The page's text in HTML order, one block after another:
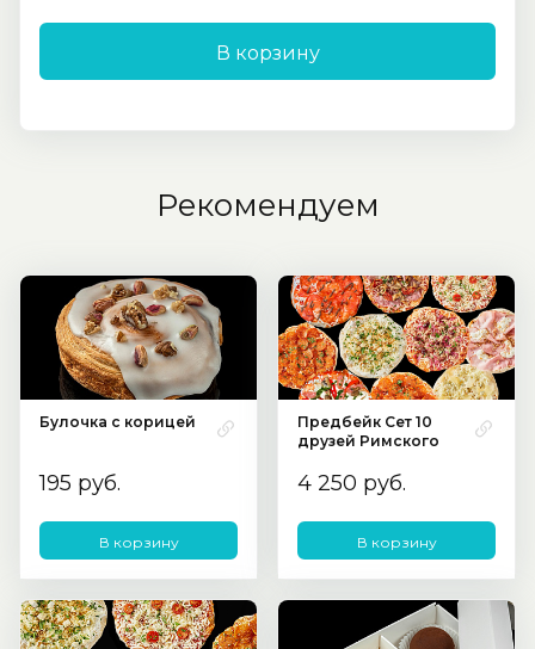
В корзину
Рекомендуем
Булочка с корицей
195 руб.
В корзину
Предбейк Сет 10
друзей Римского
4 250 руб.
В корзину